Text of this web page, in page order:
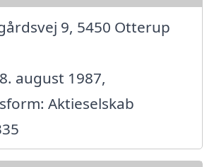
9, 5450 Otterup
august 1987,
Aktieselskab